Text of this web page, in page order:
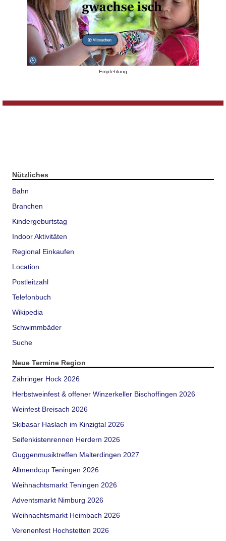
Empfehlung
Nützliches
Bahn
Branchen
Kindergeburtstag
Indoor Aktivitäten
Regional Einkaufen
Location
Postleitzahl
Telefonbuch
Wikipedia
Schwimmbäder
Suche
Neue Termine Region
Zähringer Hock 2026
Herbstweinfest & offener Winzerkeller Bischoffingen 2026
Weinfest Breisach 2026
Skibasar Haslach im Kinzigtal 2026
Seifenkistenrennen Herdern 2026
Guggenmusiktreffen Malterdingen 2027
Allmendcup Teningen 2026
Weihnachtsmarkt Teningen 2026
Adventsmarkt Nimburg 2026
Weihnachtsmarkt Heimbach 2026
Verenenfest Hochstetten 2026